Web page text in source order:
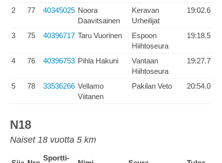
2 77 40345025 Noora
Daavitsainen
Keravan
Urheilijat
19:02.6
3 75 40396717 Taru Vuorinen
Espoon
Hiihtoseura
19:18.5
4 76 40396753 Pihla Hakuni
Vantaan
Hiihtoseura
19:27.7
5 78 33536266 Vellamo
Viitanen
Pakilan Veto 20:54.0
N18
Naiset 18 vuotta 5 km
Sportti-